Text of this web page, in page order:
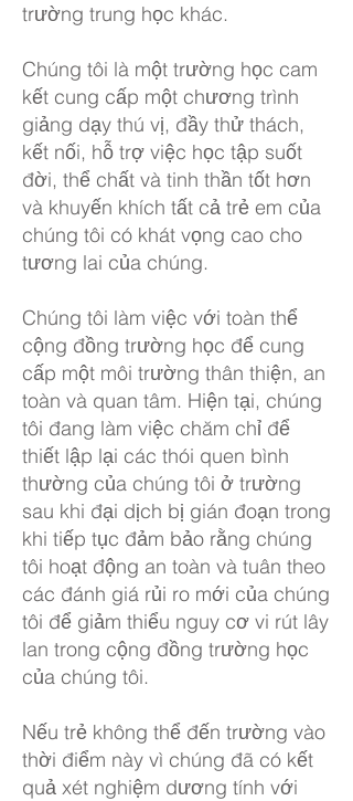
trường trung học khác.
Chúng tôi là một trường học cam
kết cung cấp một chương trình
giảng dạy thú vị, đầy thử thách,
kết nối, hỗ trợ việc học tập suốt
đời, thể chất và tinh thần tốt hơn
và khuyến khích tất cả trẻ em của
chúng tôi có khát vọng cao cho
tương lai của chúng.
Chúng tôi làm việc với toàn thể
cộng đồng trường học để cung
cấp một môi trường thân thiện, an
toàn và quan tâm. Hiện tại, chúng
tôi đang làm việc chăm chỉ để
thiết lập lại các thói quen bình
thường của chúng tôi ở trường
sau khi đại dịch bị gián đoạn trong
khi tiếp tục đảm bảo rằng chúng
tôi hoạt động an toàn và tuân theo
các đánh giá rủi ro mới của chúng
tôi để giảm thiểu nguy cơ vi rút lây
lan trong cộng đồng trường học
của chúng tôi.
Nếu trẻ không thể đến trường vào
thời điểm này vì chúng đã có kết
quả xét nghiệm dương tính với